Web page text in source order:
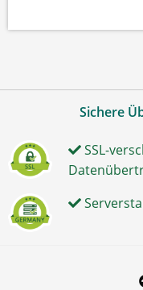
Sichere
SSL-